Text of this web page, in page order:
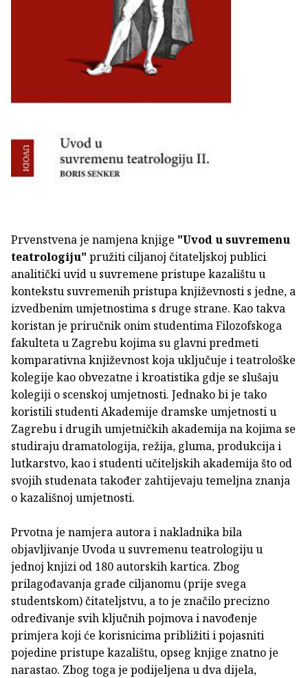
Prvenstvena je namjena knjige "Uvod u suvremenu
teatrologiju" pružiti ciljanoj čitateljskoj publici
analitički uvid u suvremene pristupe kazalištu u
kontekstu suvremenih pristupa književnosti s jedne, a
izvedbenim umjetnostima s druge strane. Kao takva
koristan je priručnik onim studentima Filozofskoga
fakulteta u Zagrebu kojima su glavni predmeti
komparativna književnost koja uključuje i teatrološke
kolegije kao obvezatne i kroatistika gdje se slušaju
kolegiji o scenskoj umjetnosti. Jednako bi je tako
koristili studenti Akademije dramske umjetnosti u
Zagrebu i drugih umjetničkih akademija na kojima se
studiraju dramatologija, režija, gluma, produkcija i
lutkarstvo, kao i studenti učiteljskih akademija što od
svojih studenata također zahtijevaju temeljna znanja
o kazališnoj umjetnosti.
Prvotna je namjera autora i nakladnika bila
objavljivanje Uvoda u suvremenu teatrologiju u
jednoj knjizi od 180 autorskih kartica. Zbog
prilagođavanja građe ciljanomu (prije svega
studentskom) čitateljstvu, a to je značilo precizno
određivanje svih ključnih pojmova i navođenje
primjera koji će korisnicima približiti i pojasniti
pojedine pristupe kazalištu, opseg knjige znatno je
narastao. Zbog toga je podijeljena u dva dijela,